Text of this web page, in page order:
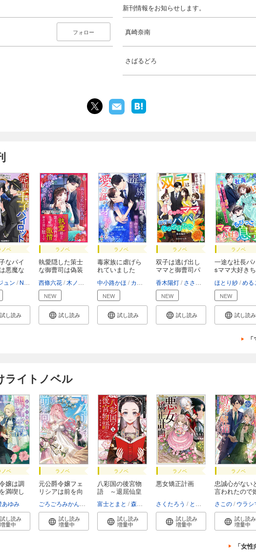
フォロー
新刊情報をお知らせします。
真崎奈南
さばるどろ
ノベ
なパイ
悪魔な
ュン NLLE
試し読み
ラノベ
執愛隠した策士
な御曹司は偽装
西條六花 木ノ下きの
NEW
試し読み
ラノベ
毒家族に虐げら
れていました
中小路かほ カトーナオ
NEW
試し読み
ラノベ
双子は逃げ出し
ママと御曹司パ
香木陽灯 ささおかえり
NEW
試し読み
ラノベ
一途な社長パ
sママ大好きち
ほとり紗 める
NEW
試し読み
ライトノベル
ノベ
嬢は調
満喫し
あゆみ
試し読み
増量中
ラノベ
元公爵令嬢フェ
リシアは前を向
コユコム
試し読み
増量中
ラノベ
八彩国の後宮物
語 ～退屈仙皇
富士とまと 森野きこり
試し読み
増量中
ラノベ
悪女矯正計画
さくたろう とよた瑣織
試し読み
増量中
ラノベ
忠誠心がない
言われたので
さこの ウラシ
試し読み
増量中
「女